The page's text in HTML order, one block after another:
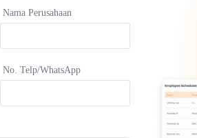
Mengapa Perusahaan
Proses Rekrutmen
Biaya yang
Nama Perusahaan
No. Telp/WhatsApp